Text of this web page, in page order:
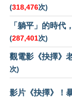
(318,476次)
「躺平」的時代
(287,401次)
觀電影《抉擇》
次)
影片《抉擇》！